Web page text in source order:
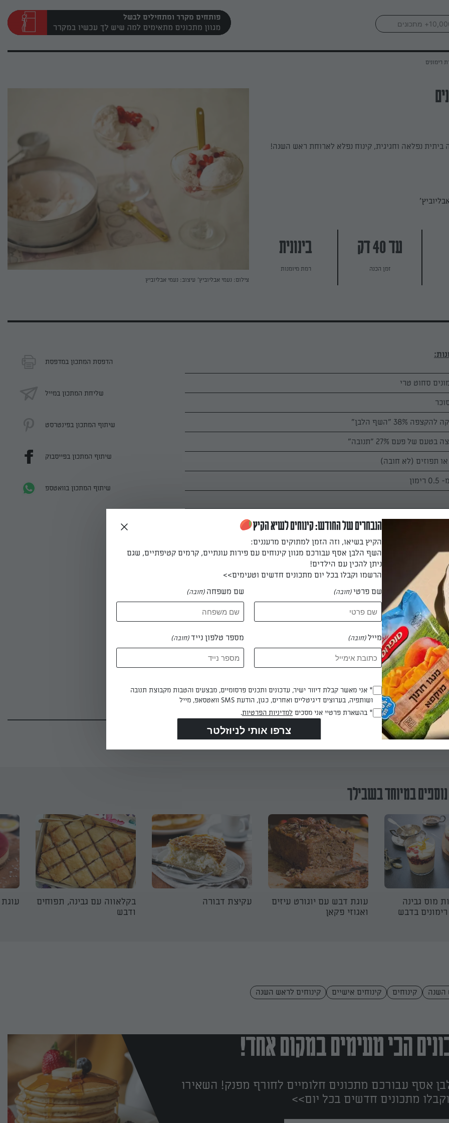
פותחים מקרר ומתחילים לבשל
רימונים
ביתית נפלאה וחגיגית, קינוח נפלא לארוחת ראש השנה!
עד 40 דק
זמן הכנה
בינונית
רמת מיומנות
צילום: נעמי אבליוביץ' עיצוב: נעמי אבליוביץ
את מיץ הרימונים עם אבקת הסוכר.
המתוקה עם השמנת החמוצה לקצפת יציבה. מוסיפים את מיץ הרימונים
ומקציפים עד לתערובת אחידה.
ביום ההגשה.
הדפסת המתכון במדפסת
שליחת המתכון במייל
שיתוף המתכון בפינטרסט
שיתוף המתכון בפייסבוק
שיתוף המתכון בוואטספ
הכנת? כאן מדרגים (146)
במיוחד בשבילך
מוס גבינה
בדבש
עוגת דבש עם יוגורט עיזים
ואגוזי פקאן
עקיצת דבורה
בקלאווה עם גבינה, תפוחים
ודבש
השנה קינוחים קינוחים אישיים קינוחים לראש השנה
הכי טעימים במקום אחד!
אסף עבורכם מתכונים חלומיים לחורף מפנק! השאירו
מתכונים חדשים בכל יום>>
הנבחרים של החודש: קינוחים לשיא הקיץ
הקיץ בשיאו, וזה הזמן למתוקים מרעננים:
השף הלבן אסף עבורכם מגוון קינוחים עם פירות עונתיים, קרמים קטיפתיים, שגם
ניתן להכין עם הילדים!
הרשמו וקבלו בכל יום מתכונים חדשים וטעימים>>
שם פרטי(חובה) שם משפחה (חובה)
מייל(חובה) מספר טלפון נייד(חובה)
Opt_In
(חובה)
* אני מאשר קבלת דיוור ישיר, עדכונים ותכנים פרסומיים, מבצעים והטבות מקבוצת תנובה
ושותפיה, בערוצים דיגיטליים ואחרים, כגון, הודעת SMS וואטסאפ, מייל
RegulationsApproved
* בהשארת פרטיי אני מסכים למדיניות הפרטיות.